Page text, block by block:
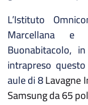
L’Istituto
Marcellana e
Buonabitacolo,
intrapreso
aule di 8Lavagne
Samsung da 65